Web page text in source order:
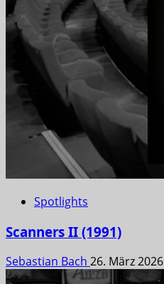
Spotlights
Scanners II (1991)
Sebastian Bach 26. März 2026